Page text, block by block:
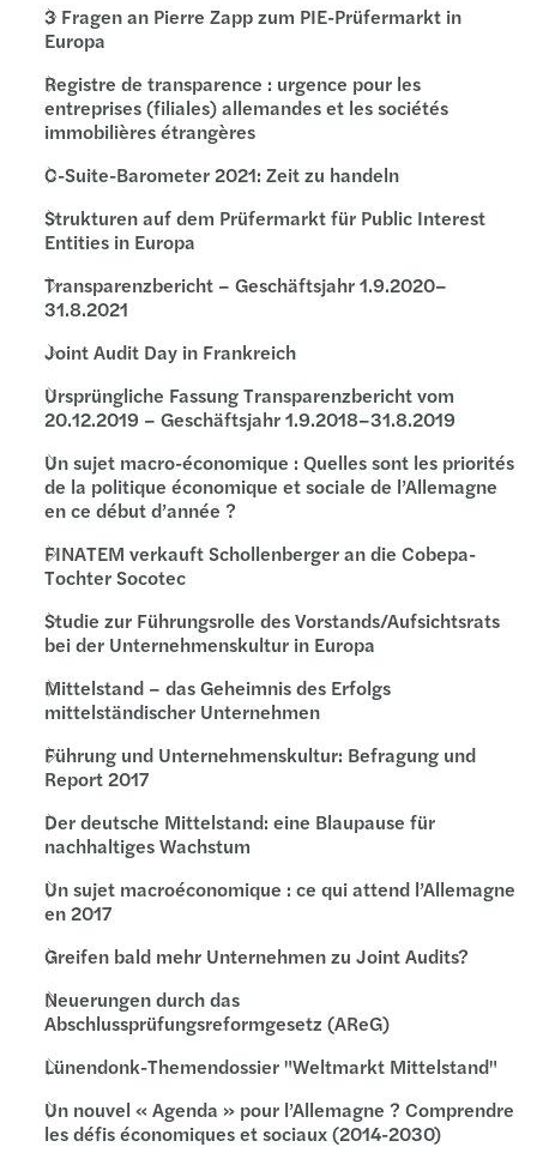
3 Fragen an Pierre Zapp zum PIE-Prüfermarkt in
Europa
Registre de transparence : urgence pour les
entreprises (filiales) allemandes et les sociétés
immobilières étrangères
C-Suite-Barometer 2021: Zeit zu handeln
Strukturen auf dem Prüfermarkt für Public Interest
Entities in Europa
Transparenzbericht – Geschäftsjahr 1.9.2020–
31.8.2021
Joint Audit Day in Frankreich
Ursprüngliche Fassung Transparenzbericht vom
20.12.2019 – Geschäftsjahr 1.9.2018–31.8.2019
Un sujet macro-économique : Quelles sont les priorités
de la politique économique et sociale de l’Allemagne
en ce début d’année ?
FINATEM verkauft Schollenberger an die Cobepa-
Tochter Socotec
Studie zur Führungsrolle des Vorstands/Aufsichtsrats
bei der Unternehmenskultur in Europa
Mittelstand – das Geheimnis des Erfolgs
mittelständischer Unternehmen
Führung und Unternehmenskultur: Befragung und
Report 2017
Der deutsche Mittelstand: eine Blaupause für
nachhaltiges Wachstum
Un sujet macroéconomique : ce qui attend l’Allemagne
en 2017
Greifen bald mehr Unternehmen zu Joint Audits?
Neuerungen durch das
Abschlussprüfungsreformgesetz (AReG)
Lünendonk-Themendossier "Weltmarkt Mittelstand"
Un nouvel « Agenda » pour l’Allemagne ? Comprendre
les défis économiques et sociaux (2014-2030)